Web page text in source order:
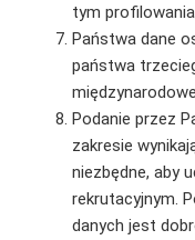
tym
Państwa dane
państwa
Podanie przez
zakresie
niezbędne, aby
rekrutacyjnym.
danych jest